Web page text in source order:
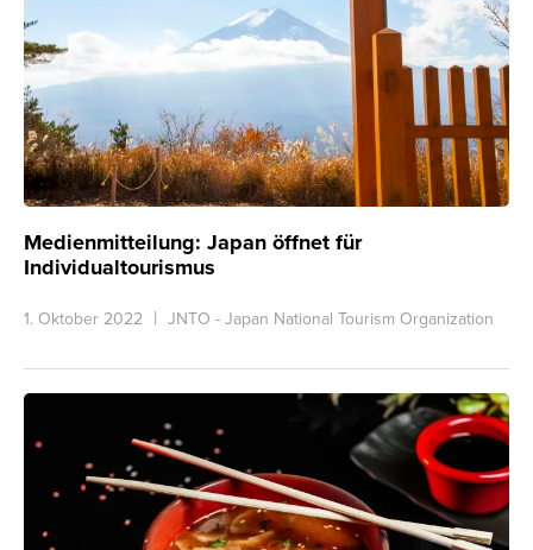
Medienmitteilung: Japan öffnet für
Individualtourismus
1. Oktober 2022 JNTO - Japan National Tourism Organization